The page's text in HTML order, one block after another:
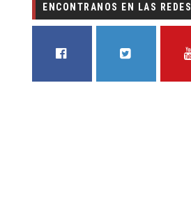
ENCONTRANOS EN LAS REDES